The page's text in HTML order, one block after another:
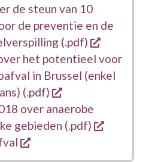
de steun van 10
de preventie en de
(.pdf)
opent
het potentieel voor
in Brussel (enkel
(.pdf)
opent een
over anaerobe
gebieden (.pdf)
opent
opent een nieuw